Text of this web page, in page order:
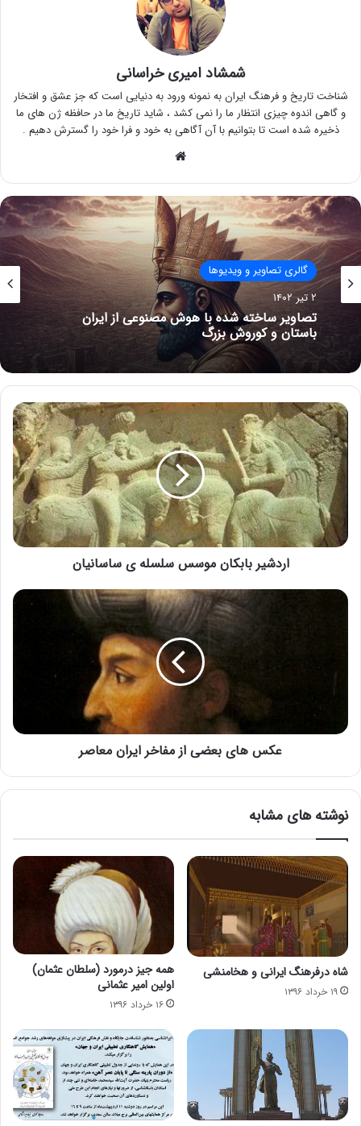
شمشاد امیری خراسانی
شناخت تاریخ و فرهنگ ایران به نمونه ورود به دنیایی است که جز عشق و افتخار
و گاهی اندوه چیزی انتظار ما را نمی کشد ، شاید تاریخ ما در حافظه ژن های ما
ذخیره شده است تا بتوانیم با آن آگاهی به خود و فرا خود را گسترش دهیم .
ایران در دوران معاصر
۳۱ فروردین ۱۴۰۲
(رخشای نسخه زال) اولین سامانه هوش مصنوعی
ایرانی با تکیه بر دانش فرهنگی و ملی ایرانیان
اردشیر بابکان موسس سلسله ی ساسانیان
عکس های بعضی از مفاخر ایران معاصر
نوشته های مشابه
شاه درفرهنگ ایرانی و هخامنشی
۱۹ خرداد ۱۳۹۶
همه جیز درمورد (سلطان عثمان)
اولین امیر عثمانی
۱۶ خرداد ۱۳۹۶